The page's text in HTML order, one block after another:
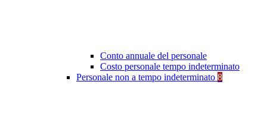
Conto annuale del personale
Costo personale tempo indeterminato
Personale non a tempo indeterminato 8